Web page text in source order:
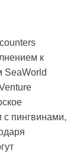
к
SeaWorld
с пингвинами,